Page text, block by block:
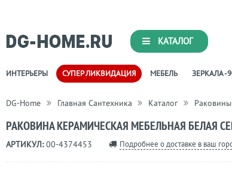
КАТАЛОГ
ИНТЕРЬЕРЫ СУПЕР ЛИКВИДАЦИЯ МЕБЕЛЬ ЗЕРКАЛА -
DG-Home Главная Сантехника Каталог Раковины
РАКОВИНА КЕРАМИЧЕСКАЯ МЕБЕЛЬНАЯ БЕЛАЯ
АРТИКУЛ:00-4374453 Подробнее о доставке в ваш